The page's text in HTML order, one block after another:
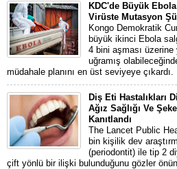
KDC'de Büyük
Virüste Mutasyon
Kongo Demokratik
büyük ikinci Ebola
4 bini aşması
uğramış
müdahale planını en üst seviyeye çıkardı.
Diş Eti Hastalıkları
Ağız Sağlığı Ve
Kanıtlandı
The Lancet Public
bin kişilik dev
(periodontit) ile tip 2
çift yönlü bir ilişki bulunduğunu gözler